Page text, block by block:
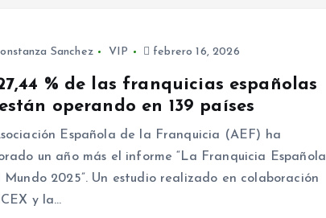
Sanchez VIP febrero 16, 2026
% de las franquicias españolas
operando en 139 países
Española de la Franquicia (AEF) ha
un año más el informe “La Franquicia Española
Mundo 2025”. Un estudio realizado en colaboración
y la…